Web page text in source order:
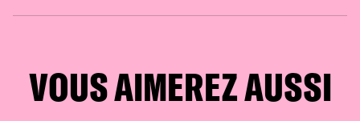
VOUS AIMEREZ AUSSI